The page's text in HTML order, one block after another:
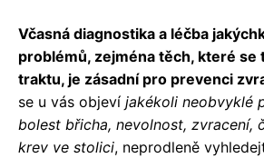
Včasná diagnostika a léčba
problémů, zejména těch, které se
traktu, je zásadní pro prevenci
se u vás objeví jakékoli neobvyklé
bolest břicha, nevolnost, zvracení,
krev ve stolici, neprodleně